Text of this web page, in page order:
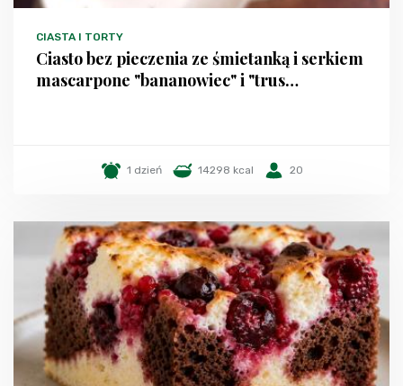
CIASTA I TORTY
Ciasto bez pieczenia ze śmietanką i serkiem
mascarpone "bananowiec" i "trus…
1 dzień 14298 kcal 20